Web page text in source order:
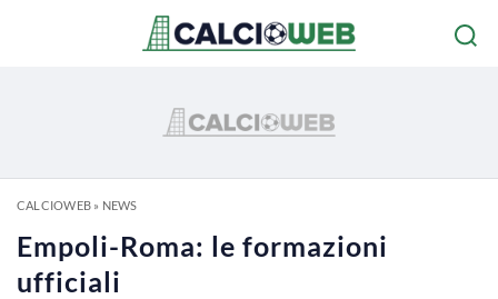
CALCIOWEB» NEWS
Empoli-Roma: le formazioni
ufficiali